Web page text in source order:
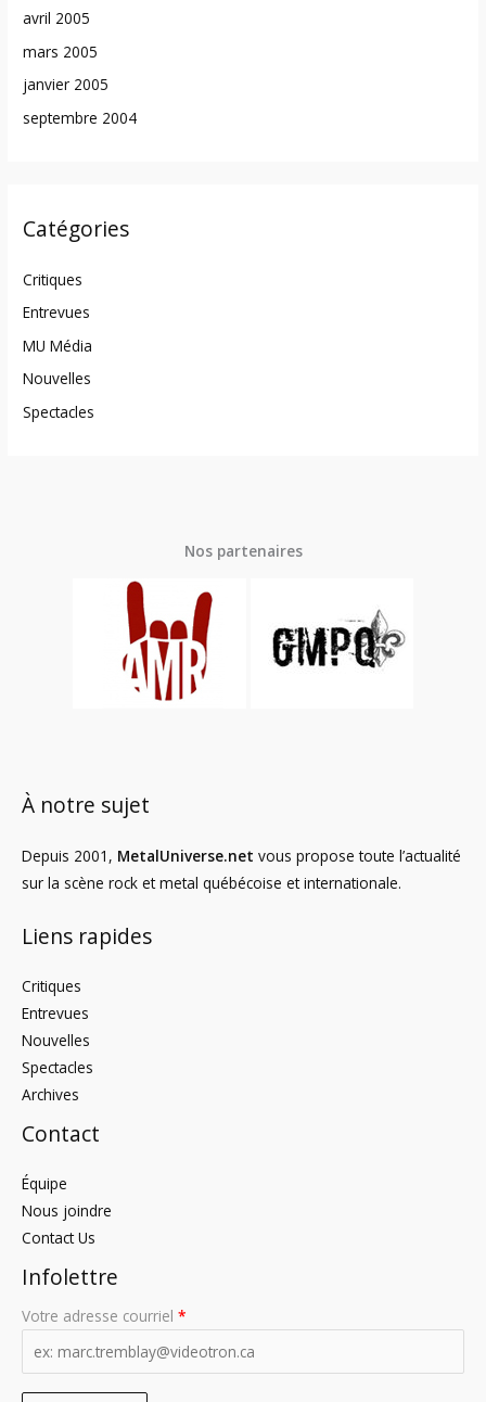
avril 2005
mars 2005
janvier 2005
septembre 2004
Catégories
Critiques
Entrevues
MU Média
Nouvelles
Spectacles
Nos partenaires
À notre sujet
Depuis 2001, MetalUniverse.net vous propose toute l’actualité
sur la scène rock et metal québécoise et internationale.
Liens rapides
Critiques
Entrevues
Nouvelles
Spectacles
Archives
Contact
Équipe
Nous joindre
Contact Us
Infolettre
Votre adresse courriel *